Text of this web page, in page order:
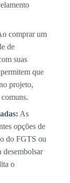
comprar um
de
suas
que
projeto,
As
opções de
do FGTS ou
desembolsar
o